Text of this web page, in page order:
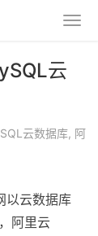
云
云数据库, 阿
以云数据库
阿里云